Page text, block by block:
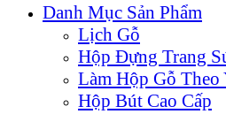
Danh Mục Sản Phẩm
Lịch Gỗ
Hộp Đựng Trang
Làm Hộp Gỗ Theo
Hộp Bút Cao Cấp